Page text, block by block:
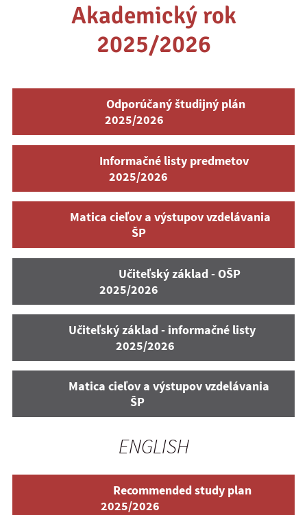
Akademický rok
2025/2026
Odporúčaný študijný plán
2025/2026
Informačné listy predmetov
2025/2026
Matica cieľov a výstupov vzdelávania
ŠP
Učiteľský základ - OŠP
2025/2026
Učiteľský základ - informačné listy
2025/2026
Matica cieľov a výstupov vzdelávania
ŠP
ENGLISH
Recommended study plan
2025/2026